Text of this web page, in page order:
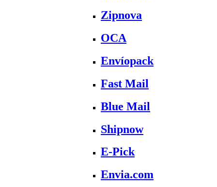
Zipnova
OCA
Envíopack
Fast Mail
Blue Mail
Shipnow
E-Pick
Envia.com